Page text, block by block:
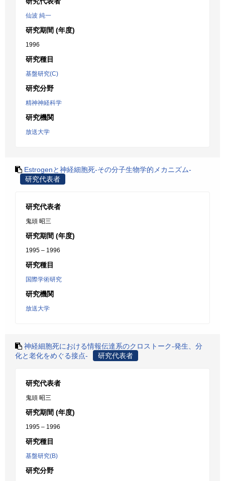
仙波 純一
研究期間 (年度)
1996
研究種目
基盤研究(C)
研究分野
精神神経科学
研究機関
放送大学
Estrogenと神経細胞死-その分子生物学的メカニズム-
研究代表者
研究代表者
鬼頭 昭三
研究期間 (年度)
1995 – 1996
研究種目
国際学術研究
研究機関
放送大学
神経細胞死における情報伝達系のクロストーク-発生、分
化と老化をめぐる接点-
研究代表者
研究代表者
鬼頭 昭三
研究期間 (年度)
1995 – 1996
研究種目
基盤研究(B)
研究分野